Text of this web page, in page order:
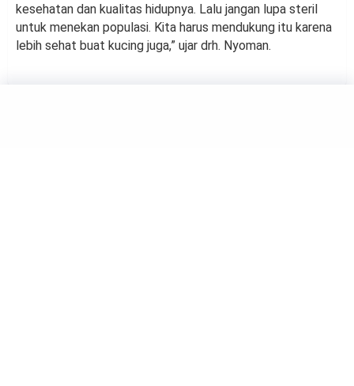
kesehatan dan kualitas hidupnya. Lalu jangan lupa steril
untuk menekan populasi. Kita harus mendukung itu karena
lebih sehat buat kucing juga,” ujar drh. Nyoman.